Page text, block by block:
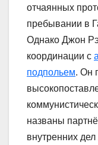
отчаянных
пребывании в
Однако Джон
координации с
подпольем. Он
названы
внутренних